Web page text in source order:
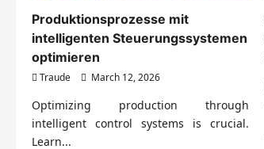
Produktionsprozesse mit
intelligenten Steuerungssystemen
optimieren
Traude March 12, 2026
Optimizing production through
intelligent control systems is crucial.
Learn...